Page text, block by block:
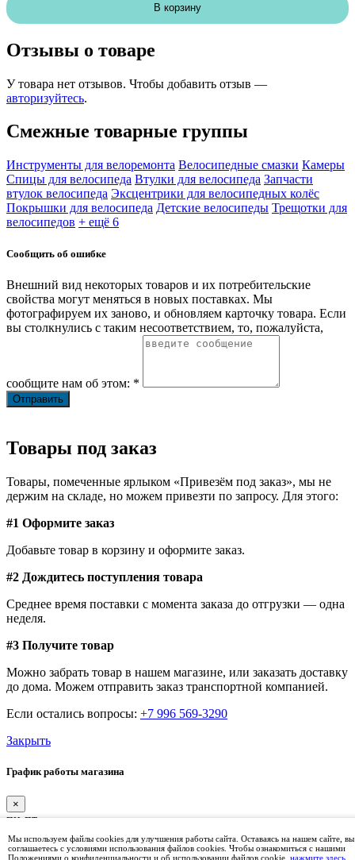
В корзину
Отзывы о товаре
У товара нет отзывов. Чтобы добавить отзыв —
авторизуйтесь.
Смежные товарные группы
Инструменты для велоремонта Велосипедные смазки Камеры
Спицы для велосипеда Втулки для велосипеда Запчасти
втулок велосипеда Эксцентрики для велосипедных колёс
Покрышки для велосипеда Детские велосипеды Трещотки для
велосипедов + ещё 6
Сообщить об ошибке
Внешний вид некоторых товаров и их потребительские
свойства могут меняться в новых поставках. Мы
фотографируем их заново, и обновляем карточку товара. Если
вы столкнулись с таким несоответствием, то, пожалуйста,
сообщите нам об этом: *
Товары под заказ
Товары, помеченные ярлыком «Привезём под заказ», мы не
держим на складе, но можем привезти по запросу. Для этого:
#1 Оформите заказ
Добавьте товар в корзину и оформите заказ.
#2 Дождитесь поступления товара
Среднее время поставки с момента заказа до отгрузки — одна
неделя.
#3 Получите товар
Можно забрать товар в нашем магазине, или заказать доставку
до дома. Можем отправить заказ транспортной компанией.
Если остались вопросы: +7 996 569-3290
Закрыть
График работы магазина
×
пн-пт
9:00 – 17:00
сб
Мы используем файлы cookies для улучшения работы сайта. Оставаясь на нашем сайте, вы
соглашаетесь с условиями использования файлов cookies. Чтобы ознакомиться с нашими
Положениями о конфиденциальности и об использовании файлов cookie, нажмите здесь